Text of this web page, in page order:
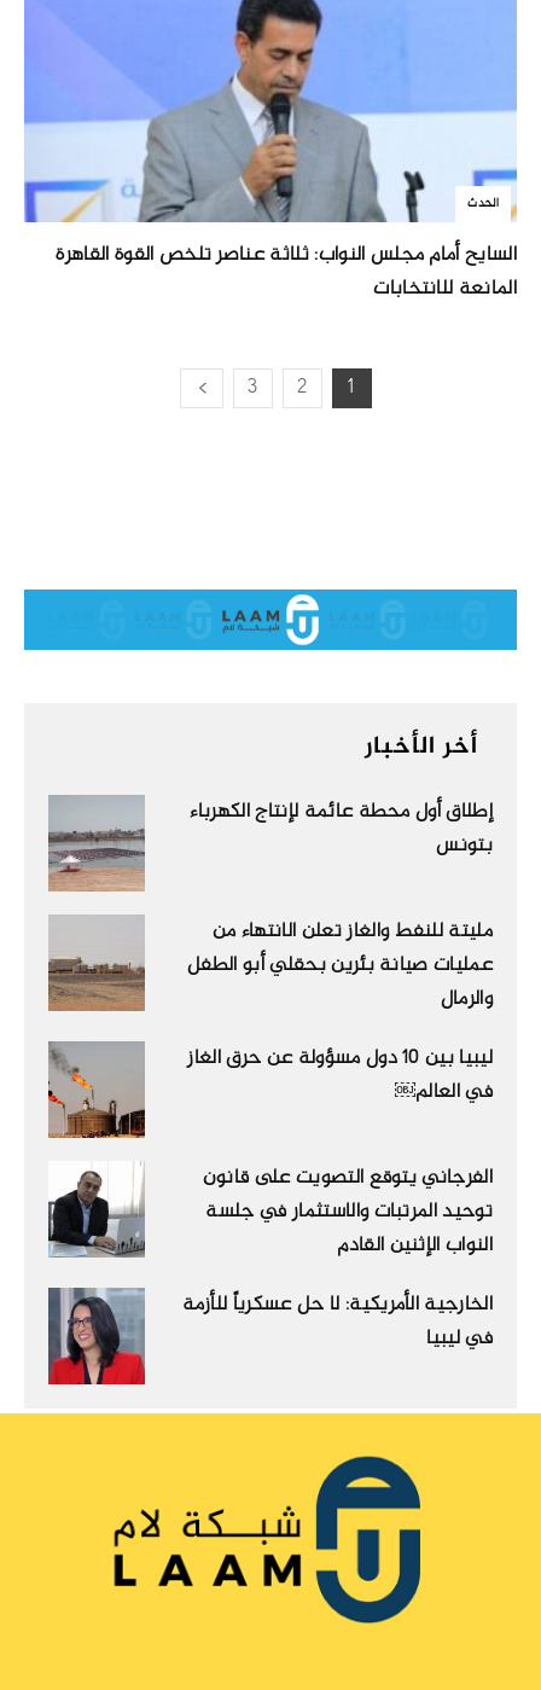
الحدث
السايح أمام مجلس النواب: ثلاثة عناصر تلخص القوة القاهرة
المانعة للانتخابات
1
2
3
أخر الأخبار
إطلاق أول محطة عائمة لإنتاج الكهرباء
بتونس
مليتة للنفط والغاز تعلن الانتهاء من
عمليات صيانة بئرين بحقلي أبو الطفل
والرمال
ليبيا بين 10 دول مسؤولة عن حرق الغاز
في العالم￼
الفرجاني يتوقع التصويت على قانون
توحيد المرتبات والاستثمار في جلسة
النواب الإثنين القادم
الخارجية الأمريكية: لا حل عسكرياً للأزمة
في ليبيا